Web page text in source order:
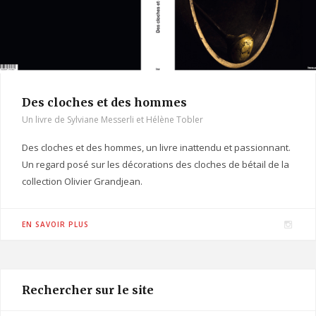
Des cloches et des hommes
Un livre de Sylviane Messerli et Hélène Tobler
Des cloches et des hommes, un livre inattendu et passionnant.
Un regard posé sur les décorations des cloches de bétail de la
collection Olivier Grandjean.
EN SAVOIR PLUS
I
Rechercher sur le site